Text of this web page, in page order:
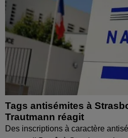
Tags antisémites à
Trautmann réagit
Des inscriptions à caractère